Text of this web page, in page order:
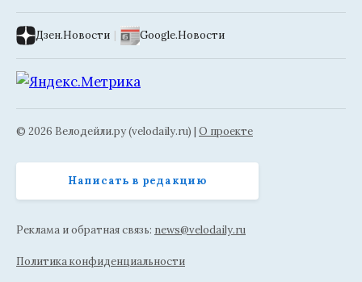
Дзен.Новости | Google.Новости
© 2026 Велодейли.ру (velodaily.ru) | О проекте
Написать в редакцию
Реклама и обратная связь: news@velodaily.ru
Политика конфиденциальности